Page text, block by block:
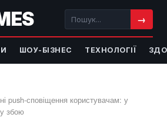
→
ШОУ-БІЗНЕС ТЕХНОЛОГІЇ
push-сповіщення користувачам: у
збою